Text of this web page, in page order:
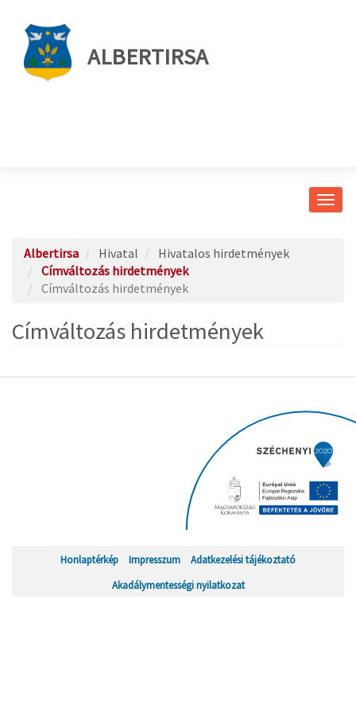
ALBERTIRSA
Albertirsa Hivatal
Hivatalos hirdetmények
Címváltozás hirdetmények
Címváltozás hirdetmények
Címváltozás hirdetmények
Honlaptérkép Impresszum
Adatkezelési tájékoztató
Akadálymentességi nyilatkozat